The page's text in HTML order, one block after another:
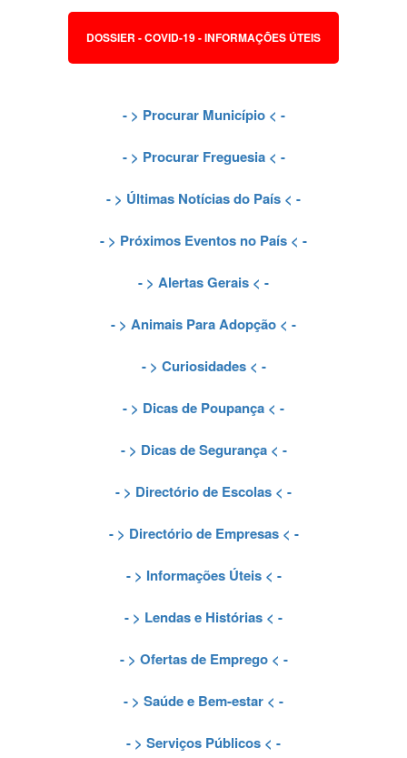
DOSSIER - COVID-19 - INFORMAÇÕES ÚTEIS
- > Procurar Município< -
- > Procurar Freguesia< -
- > Últimas Notícias do País < -
- > Próximos Eventos no País < -
- > Alertas Gerais < -
- > Animais Para Adopção < -
- > Curiosidades< -
- > Dicas de Poupança < -
- > Dicas de Segurança< -
- > Directório de Escolas < -
- > Directório de Empresas< -
- > Informações Úteis< -
- > Lendas e Histórias < -
- > Ofertas de Emprego< -
- > Saúde e Bem-estar < -
- > Serviços Públicos < -